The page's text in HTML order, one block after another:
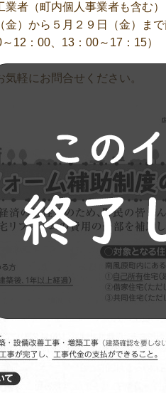
者（町内個人事業者も含む）
金）から５月２９日（金）ま
12：00、13：00～17：15）
軽にお問合せください。